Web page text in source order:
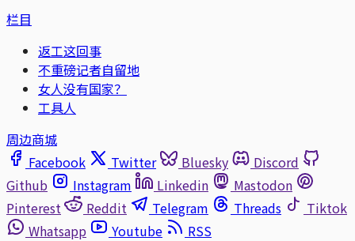
栏目
返工这回事
不重磅记者自留地
女人没有国家？
工具人
周边商城
Facebook
Twitter Bluesky
Discord
Github
Instagram Linkedin
Mastodon
Pinterest
Reddit Telegram Threads
Tiktok
Whatsapp
Youtube
RSS